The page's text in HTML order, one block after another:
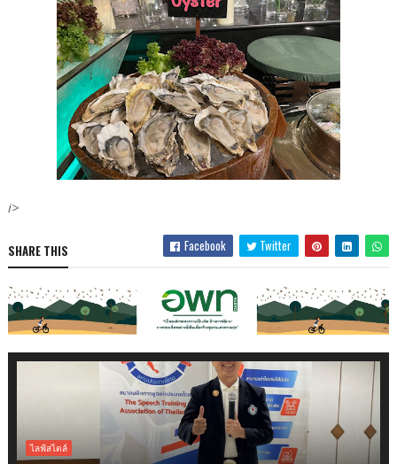
i>
SHARE THIS Facebook Twitter
ไลฟ์สไตล์